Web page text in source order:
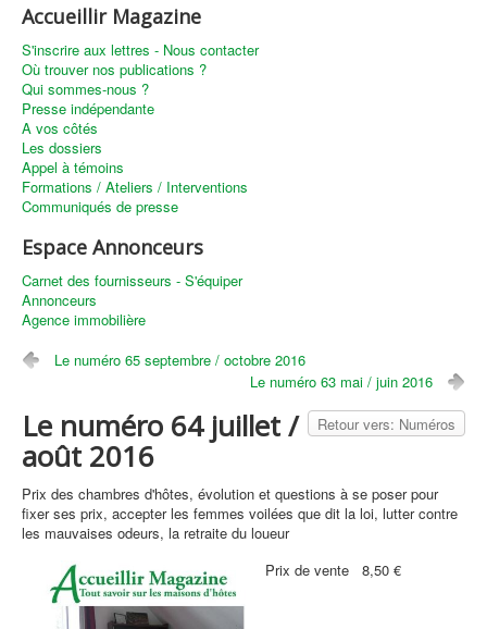
Accueillir Magazine
S'inscrire aux lettres - Nous contacter
Où trouver nos publications ?
Qui sommes-nous ?
Presse indépendante
A vos côtés
Les dossiers
Appel à témoins
Formations / Ateliers / Interventions
Communiqués de presse
Espace Annonceurs
Carnet des fournisseurs - S'équiper
Annonceurs
Agence immobilière
Le numéro 65 septembre / octobre 2016
Le numéro 63 mai / juin 2016
Retour vers: Numéros
Le numéro 64 juillet /
août 2016
Prix des chambres d'hôtes, évolution et questions à se poser pour
fixer ses prix, accepter les femmes voilées que dit la loi, lutter contre
les mauvaises odeurs, la retraite du loueur
Prix ​​de vente
8,50 €